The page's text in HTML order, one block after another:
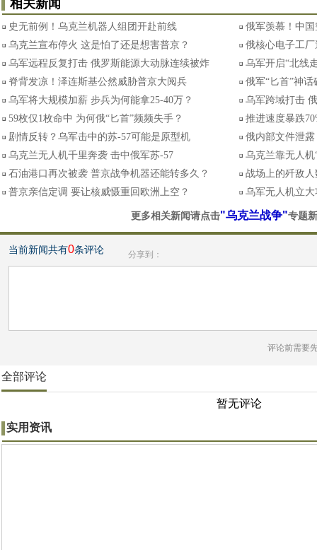
相关新闻
史无前例！乌克兰机器人组团开赴前线
俄军羡慕！中国
乌克兰宣布停火 这是怕了还是想害普京？
俄核心电子工
乌军远程反复打击 俄罗斯能源大动脉连续被炸
乌军开启“北线
脊背发凉！泽连斯基公然威胁普京大阅兵
俄军“匕首”神
乌军将大规模加薪 步兵为何能拿25-40万？
乌军跨域打击
59枚仅1枚命中 为何俄“匕首”频频失手？
推进速度暴跌
剧情反转？乌军击中的苏-57可能是原型机
俄内部文件泄
乌克兰无人机千里奔袭 击中俄军苏-57
乌克兰靠无人
石油港口再次被袭 普京战争机器还能转多久？
战场上的歼敌
普京亲信定调 要让核威慑重回欧洲上空？
乌军无人机立
更多相关新闻请点击"乌克兰战争"专题
当前新闻共有0条评论 分享到：
评论前需要
全部评论
暂无评论
实用资讯